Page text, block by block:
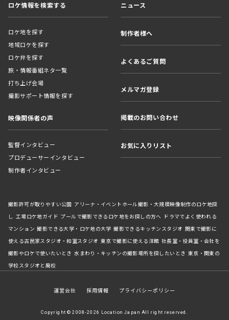
ロケ情報を検索する
ロケ地を探す
地域ロケを探す
ロケ弁を探す
旅・情報番組ネタ一覧
打ち上げ会場
撮影サポート情報を探す
映像関係者の声
監督インタビュー
プロデューサーインタビュー
制作者インタビュー
ニュース
制作者様へ
よくあるご質問
メルマガ登録
掲載のお問い合わせ
お気に入りリスト
撮影許可が取りやすい公園 アリーナ・イベントホール撮影・大規模映像制作のロケ地探
し 工場ロケ地ガイド プールで撮影できるロケ地をお探しの方へ ドラマでよく使われる
マンション 撮影できる大学・ロケ地の大学 撮影できるキッチンスタジオ 関東で撮影に
使える古民家スタジオ・和室スタジオ 東京で撮影に使える洋館 社長室・役員室・会社を
撮影やロケで使いたいとき 水まわり・キッチンの撮影場所を探したいとき 東京・関東の
学校スタジオと廃校
運営会社 採用情報 プライバシーポリシー
Copyright © 2008-2026 Location Japan All right reserved.